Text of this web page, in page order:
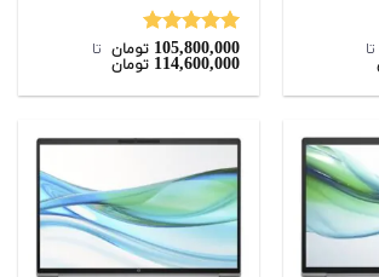
‌ تا ‌ نمره5.00
از 5
105,800,000 تومان ‌ تا ‌
114,600,000 تومان